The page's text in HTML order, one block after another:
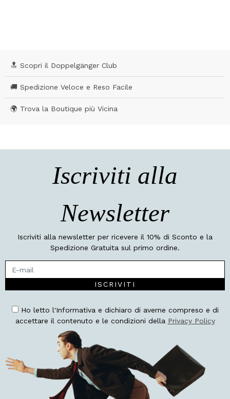
🔝 Scopri il Doppelgänger Club
🚚 Spedizione Veloce e Reso Facile
🌍 Trova la Boutique più Vicina
Iscriviti alla
Newsletter
Iscriviti alla newsletter per ricevere il 10% di Sconto e la
Spedizione Gratuita sul primo ordine.
ISCRIVITI
Ho letto l'Informativa e dichiaro di averne compreso e di
accettare il contenuto e le condizioni della Privacy Policy